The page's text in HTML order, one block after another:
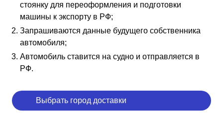
стоянку для переоформления и подготовки
машины к экспорту в РФ;
Запрашиваются данные будущего собственника
автомобиля;
Автомобиль ставится на судно и отправляется в
РФ.
Выбрать город доставки